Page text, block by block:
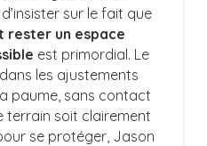
sur le fait que
rester un espace
est primordial. Le
les ajustements
paume, sans contact
terrain soit clairement
se protéger, Jason